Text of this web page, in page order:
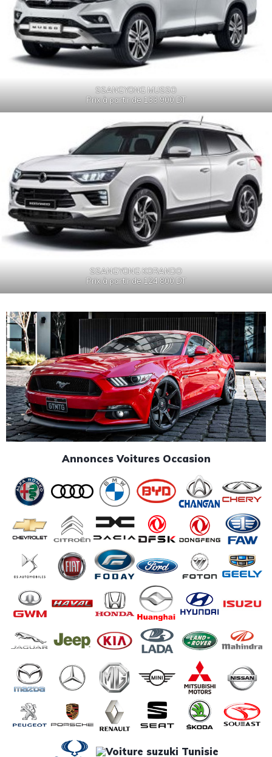
SSANGYONG MUSSO
Prix à partir de 133 900 DT
SSANGYONG KORANDO
Prix à partir de 124 800 DT
Annonces Voitures Occasion